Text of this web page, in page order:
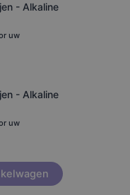
- Alkaline
uw
- Alkaline
uw